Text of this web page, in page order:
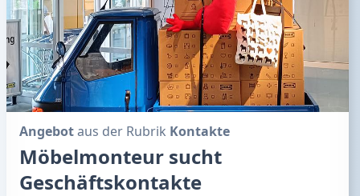
Angebotaus der Rubrik Kontakte
Möbelmonteur sucht
Geschäftskontakte